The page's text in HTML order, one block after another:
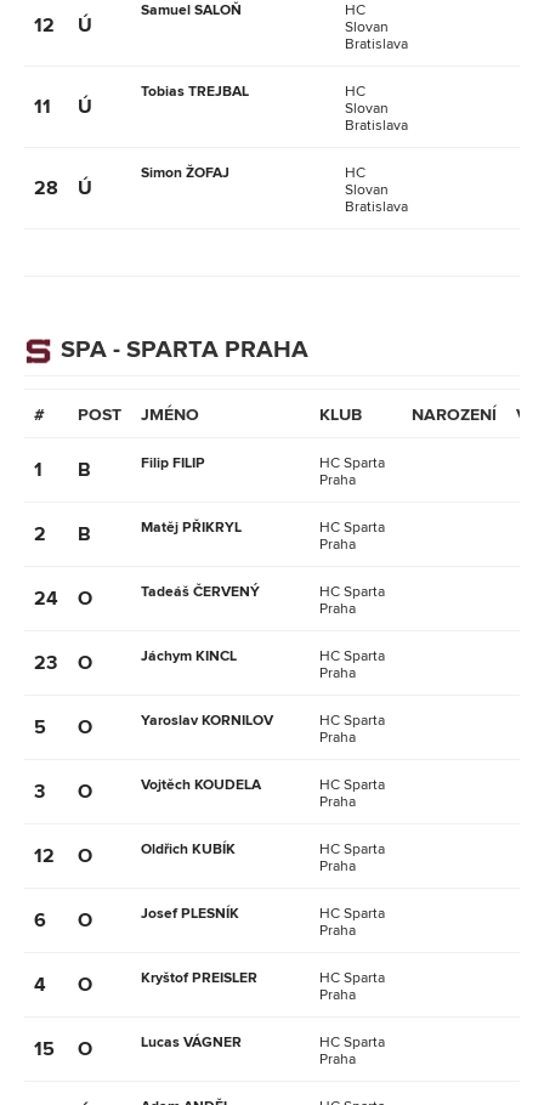
12 Ú
Samuel SALOŇ
HC
Slovan
Bratislava
11 Ú
Tobias TREJBAL
HC
Slovan
Bratislava
28 Ú
Simon ŽOFAJ
HC
Slovan
Bratislava
SPA - SPARTA PRAHA
# POST JMÉNO KLUB NAROZENÍ
1 B Filip FILIP
HC Sparta
Praha
2 B Matěj PŘIKRYL
HC Sparta
Praha
24 O Tadeáš ČERVENÝ
HC Sparta
Praha
23 O Jáchym KINCL
HC Sparta
Praha
5 O Yaroslav KORNILOV
HC Sparta
Praha
3 O Vojtěch KOUDELA
HC Sparta
Praha
12 O Oldřich KUBÍK
HC Sparta
Praha
6 O Josef PLESNÍK
HC Sparta
Praha
4 O Kryštof PREISLER
HC Sparta
Praha
15 O Lucas VÁGNER
HC Sparta
Praha